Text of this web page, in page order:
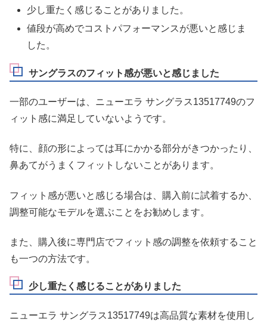
少し重たく感じることがありました。
値段が高めでコストパフォーマンスが悪いと感じま
した。
サングラスのフィット感が悪いと感じました
一部のユーザーは、ニューエラ サングラス13517749のフ
ィット感に満足していないようです。
特に、顔の形によっては耳にかかる部分がきつかったり、
鼻あてがうまくフィットしないことがあります。
フィット感が悪いと感じる場合は、購入前に試着するか、
調整可能なモデルを選ぶことをお勧めします。
また、購入後に専門店でフィット感の調整を依頼すること
も一つの方法です。
少し重たく感じることがありました
ニューエラ サングラス13517749は高品質な素材を使用し